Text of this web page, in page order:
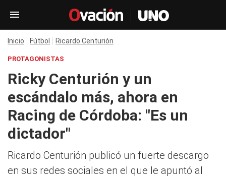
Inicio Fútbol Ricardo Centurión
PROTAGONISTAS
Ricky Centurión y un
escándalo más, ahora en
Racing de Córdoba: "Es un
dictador"
Ricardo Centurión publicó un fuerte descargo
en sus redes sociales en el que le apuntó al